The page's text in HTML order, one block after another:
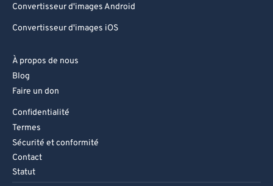
Convertisseur d'images Android
Convertisseur d'images iOS
À propos de nous
Blog
Faire un don
Confidentialité
Termes
Sécurité et conformité
Contact
Statut